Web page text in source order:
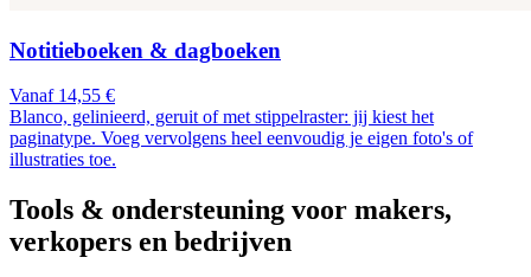
Notitieboeken & dagboeken
Vanaf 14,55 €
Blanco, gelinieerd, geruit of met stippelraster: jij kiest het
paginatype. Voeg vervolgens heel eenvoudig je eigen foto's of
illustraties toe.
Tools & ondersteuning voor makers,
verkopers en bedrijven